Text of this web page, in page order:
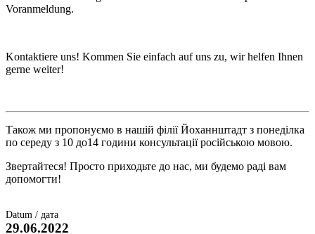
Datum / дата
29.06.2022
Voranmeldung.
Kontaktiere uns! Kommen Sie einfach auf uns zu, wir helfen Ihnen
gerne weiter!
Також ми пропонуємо в нашій філії Йоханнштадт з понеділка
по середу з 10 до14 години консультації російською мовою.
Звертайтеся! Просто приходьте до нас, ми будемо раді вам
допомогти!